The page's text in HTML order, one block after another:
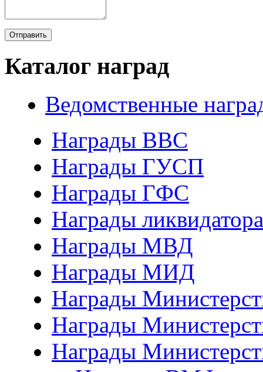
Каталог наград
Ведомственные
Награды ВВС
Награды ГУСП
Награды ГФС
Награды
Награды МВД
Награды МИД
Награды
Награды
Награды